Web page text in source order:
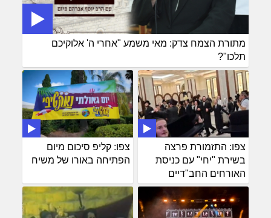
מתורת הצמח צדק: מאי משמע "אחרי ה' אלוקיכם
תלכו"?
צפו: קליפ סיכום מיום
הפתיחה באורו של משיח
צפו: התזמורת פרצה
בשירת "יחי" עם כניסת
האורחים החב"דיים